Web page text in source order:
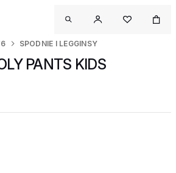
SPODNIE I LEGGINSY
PANTS KIDS